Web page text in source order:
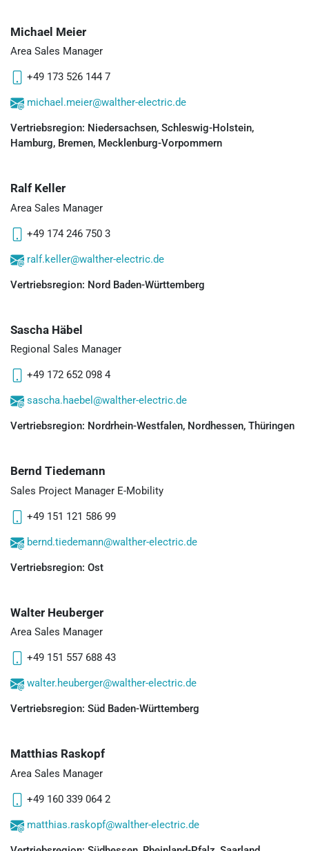
Michael Meier
Area Sales Manager
+49 173 526 144 7
michael.meier@walther-electric.de
Vertriebsregion: Niedersachsen, Schleswig-Holstein,
Hamburg, Bremen, Mecklenburg-Vorpommern
Ralf Keller
Area Sales Manager
+49 174 246 750 3
ralf.keller@walther-electric.de
Vertriebsregion: Nord Baden-Württemberg
Sascha Häbel
Regional Sales Manager
+49 172 652 098 4
sascha.haebel@walther-electric.de
Vertriebsregion: Nordrhein-Westfalen, Nordhessen, Thüringen
Bernd Tiedemann
Sales Project Manager E-Mobility
+49 151 121 586 99
bernd.tiedemann@walther-electric.de
Vertriebsregion: Ost
Walter Heuberger
Area Sales Manager
+49 151 557 688 43
walter.heuberger@walther-electric.de
Vertriebsregion: Süd Baden-Württemberg
Matthias Raskopf
Area Sales Manager
+49 160 339 064 2
matthias.raskopf@walther-electric.de